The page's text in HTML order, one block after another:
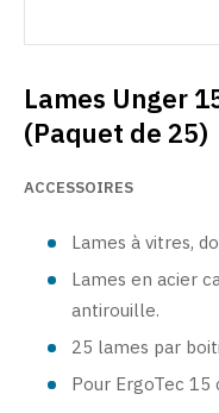
Lames Unger
(Paquet de 25)
ACCESSOIRES
Lames à vitres,
Lames en acier
antirouille.
25 lames par
Pour ErgoTec 15